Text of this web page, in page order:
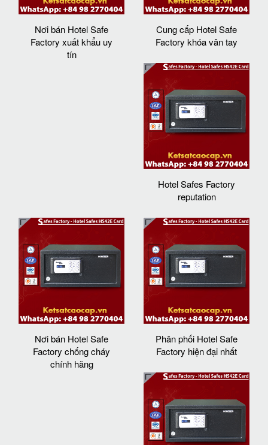
Nơi bán Hotel Safe
Factory xuất khẩu uy
tín
Cung cấp Hotel Safe
Factory khóa vân tay
Hotel Safes Factory
reputation
Nơi bán Hotel Safe
Factory chống cháy
chính hãng
Phân phối Hotel Safe
Factory hiện đại nhất